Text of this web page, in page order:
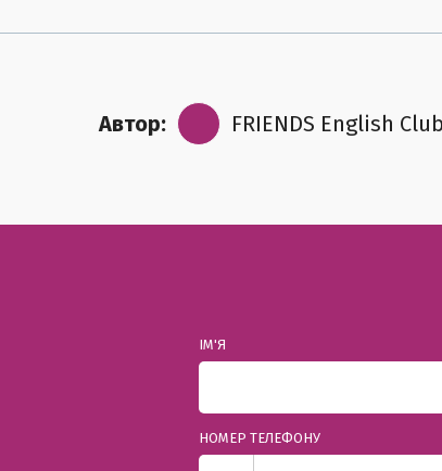
Автор: FRIENDS English
ІМ'Я
НОМЕР ТЕЛЕФОНУ